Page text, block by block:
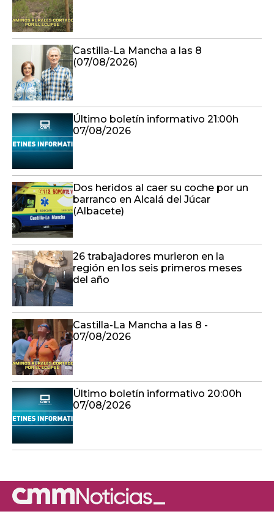
Castilla-La Mancha a las 8
(07/08/2026)
Último boletín informativo 21:00h
07/08/2026
Dos heridos al caer su coche por un
barranco en Alcalá del Júcar
(Albacete)
26 trabajadores murieron en la
región en los seis primeros meses
del año
Castilla-La Mancha a las 8 -
07/08/2026
Último boletín informativo 20:00h
07/08/2026